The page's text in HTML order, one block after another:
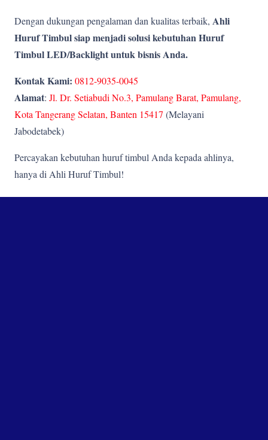
Dengan dukungan pengalaman dan kualitas terbaik, Ahli
Huruf Timbul siap menjadi solusi kebutuhan Huruf
Timbul LED/Backlight untuk bisnis Anda.
Kontak Kami: 0812-9035-0045
Alamat: Jl. Dr. Setiabudi No.3, Pamulang Barat, Pamulang,
Kota Tangerang Selatan, Banten 15417 (Melayani
Jabodetabek)
Percayakan kebutuhan huruf timbul Anda kepada ahlinya,
hanya di Ahli Huruf Timbul!